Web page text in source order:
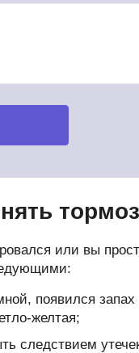
или вы
появился
желтая;
следствием